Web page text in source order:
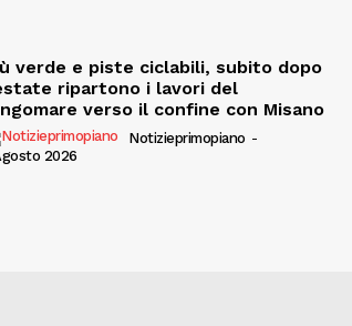
verde e piste ciclabili, subito dopo
ripartono i lavori del
verso il confine con Misano
Notizieprimopiano -
2026